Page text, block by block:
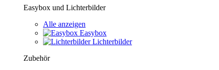
Easybox und Lichterbilder
Alle anzeigen
Easybox
Lichterbilder
Zubehör